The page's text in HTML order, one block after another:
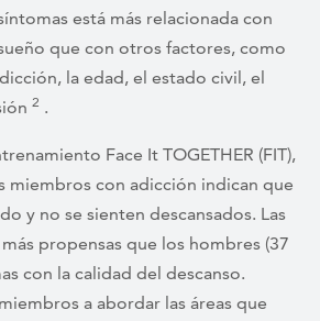
está más relacionada con
que con otros factores, como
la edad, el estado civil, el
2 .
Face It TOGETHER (FIT),
miembros con adicción indican que
y no se sienten descansados. Las
propensas que los hombres (37
con la calidad del descanso.
a abordar las áreas que